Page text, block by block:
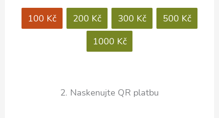
100 Kč 200 Kč 300 Kč
500 Kč
1000 Kč
2. Naskenujte QR platbu